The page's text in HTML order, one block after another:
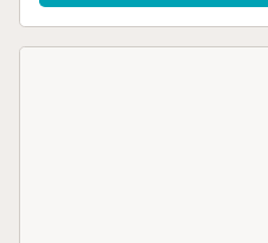
piscina. También hay